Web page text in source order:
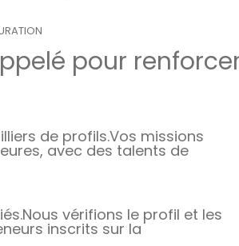
pour
de profils.Vos missions
avec des talents de
Nous vérifions le profil et les
inscrits sur la